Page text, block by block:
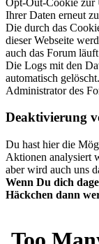
Ihrer Daten erneut
Die durch das
dieser Webseite
auch das Forum
Die Logs mit den
automatisch
Administrator des
Deaktivierung
Du hast hier die
Aktionen analysiert
aber wird auch uns
Wenn Du dich
Häckchen dann